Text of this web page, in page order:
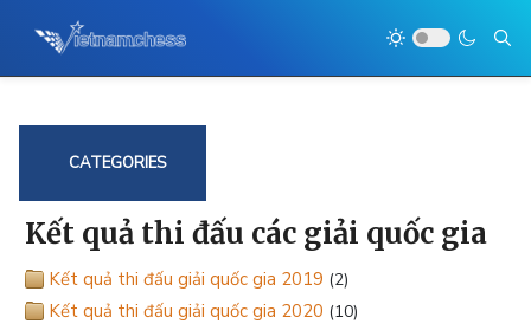
CATEGORIES
Kết quả thi đấu các giải quốc gia
Kết quả thi đấu giải quốc gia 2019 (2)
Kết quả thi đấu giải quốc gia 2020 (10)